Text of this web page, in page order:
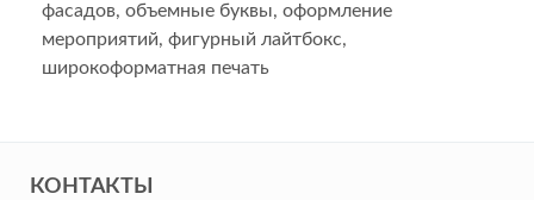
фасадов, объемные буквы, оформление
мероприятий, фигурный лайтбокс,
широкоформатная печать
КОНТАКТЫ